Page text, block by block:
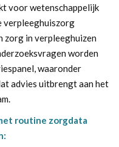
voor wetenschappelijk
verpleeghuiszorg
zorg in verpleeghuizen
worden
waaronder
advies uitbrengt aan het
routine zorgdata